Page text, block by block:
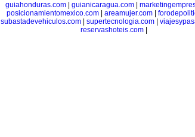
guiahonduras.com| guianicaragua.com|
posicionamientomexico.com
areamujer.com
subastadevehiculos.com
supertecnologia.com
reservashoteis.com